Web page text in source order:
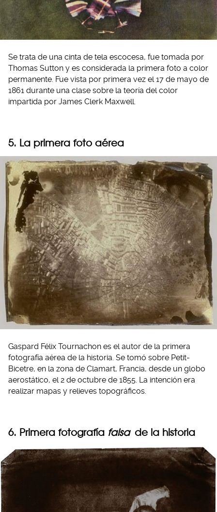
Se trata de una cinta de tela escocesa, fue tomada por
Thomas Sutton y es considerada la primera foto a color
permanente. Fue vista por primera vez el 17 de mayo de
1861 durante una clase sobre la teoría del color
impartida por James Clerk Maxwell.
5. La primera foto aérea
Gaspard Félix Tournachon es el autor de la primera
fotografía aérea de la historia. Se tomó sobre Petit-
Bicetre, en la zona de Clamart, Francia, desde un globo
aerostático, el 2 de octubre de 1855. La intención era
realizar mapas y relieves topográficos.
6. Primera fotografía falsa de la historia